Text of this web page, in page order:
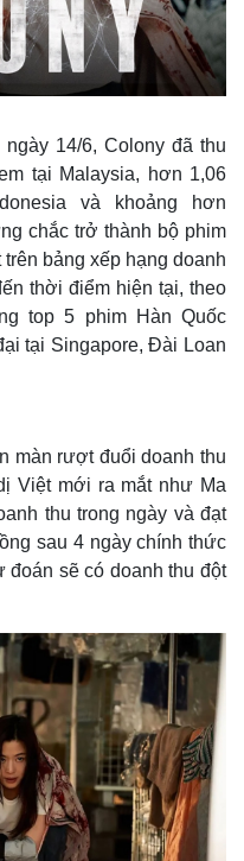
Video
Ảnh
14/6, Colony đã thu
tại Malaysia, hơn 1,06
và khoảng hơn
chắc trở thành bộ phim
bảng xếp hạng doanh
thời điểm hiện tại, theo
top 5 phim Hàn Quốc
tại Singapore, Đài Loan
màn rượt đuổi doanh thu
Việt mới ra mắt như Ma
thu trong ngày và đạt
sau 4 ngày chính thức
sẽ có doanh thu đột